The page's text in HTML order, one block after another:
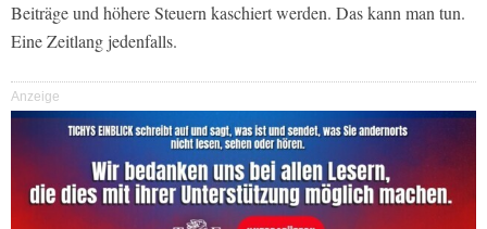
Beiträge und höhere Steuern kaschiert werden. Das kann man tun.
Eine Zeitlang jedenfalls.
Anzeige